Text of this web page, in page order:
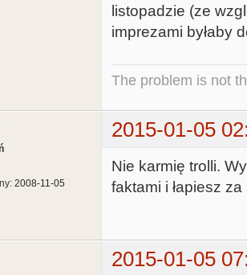
listopadzie (ze
imprezami byłaby
The problem is not
2015-01-05
2008-11-05
Nie karmię trolli.
faktami i łapiesz
2015-01-05